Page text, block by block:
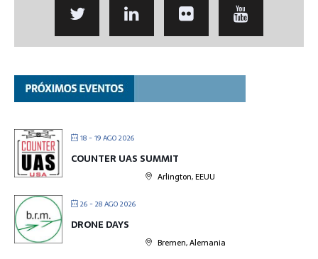
18 - 19 AGO 2026
COUNTER UAS SUMMIT
Arlington, EEUU
26 - 28 AGO 2026
DRONE DAYS
Bremen, Alemania